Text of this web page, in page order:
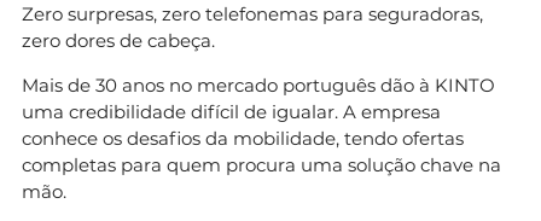
Zero surpresas, zero telefonemas para seguradoras,
zero dores de cabeça.
Mais de 30 anos no mercado português dão à KINTO
uma credibilidade difícil de igualar. A empresa
conhece os desafios da mobilidade, tendo ofertas
completas para quem procura uma solução chave na
mão.